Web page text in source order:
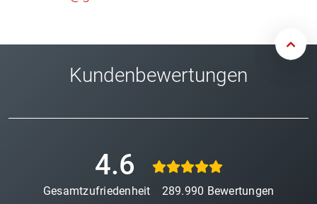
Kundenbewertungen
4.6
Gesamtzufriedenheit 289.990 Bewertungen